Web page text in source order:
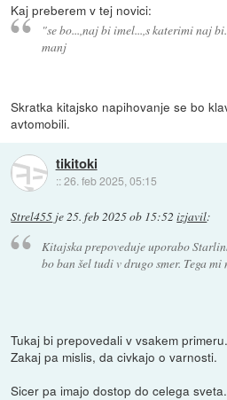
Kaj preberem v tej novici:
"se bo...,naj bi imel...,s katerimi naj
manj
Skratka kitajsko napihovanje se bo
avtomobili.
tikitoki
::26. feb 2025, 05:15
Strel455 je25. feb 2025 ob 15:52 izjavil:
Kitajska prepoveduje uporabo
bo ban šel tudi v drugo smer. Tega
Tukaj bi prepovedali v vsakem
Zakaj pa mislis, da civkajo o varnosti.
Sicer pa imajo dostop do celega sveta.